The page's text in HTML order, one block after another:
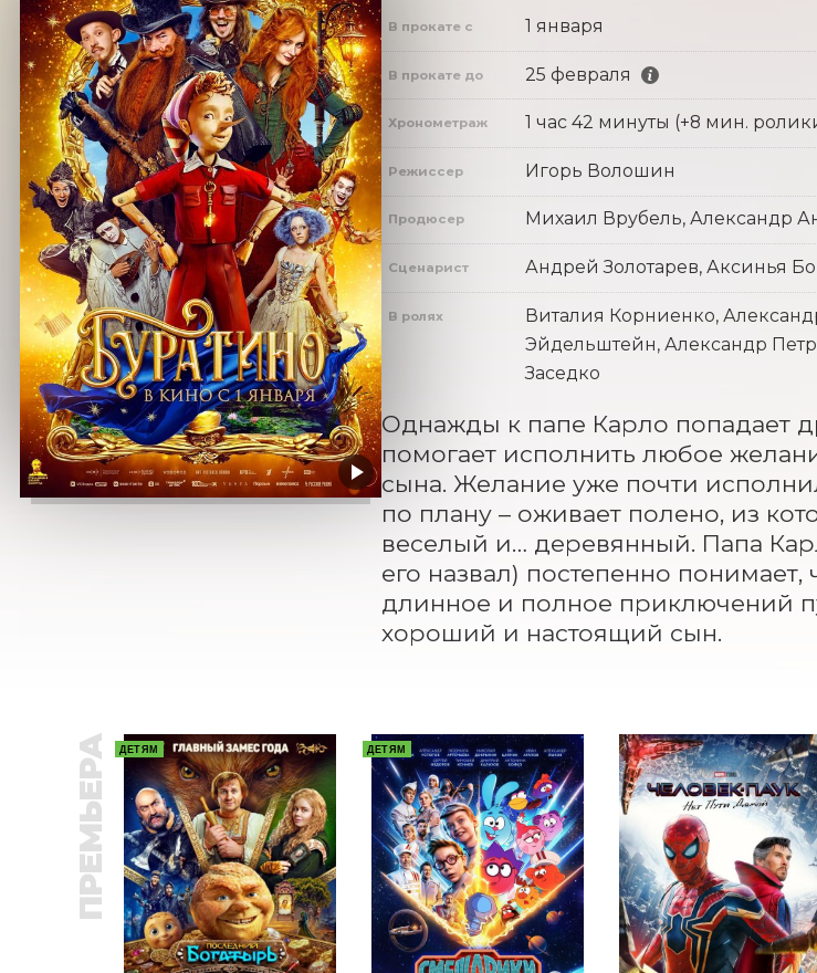
В прокате с 1 января
В прокате до 25 февраля
Хронометраж 1 час 42 минуты (+8 мин.
Режиссер Игорь Волошин
Продюсер Михаил Врубель, Александр
Сценарист Андрей Золотарев, Аксинья
В ролях
Виталия Корниенко,
Эйдельштейн, Александр
Заседко
Однажды к папе Карло попадает
помогает исполнить любое
сына. Желание уже почти
по плану – оживает полено, из
веселый и… деревянный. Папа
его назвал) постепенно понимает,
длинное и полное приключений
хороший и настоящий сын.
ПРЕМЬЕРА ДЕТЯМ ДЕТЯМ